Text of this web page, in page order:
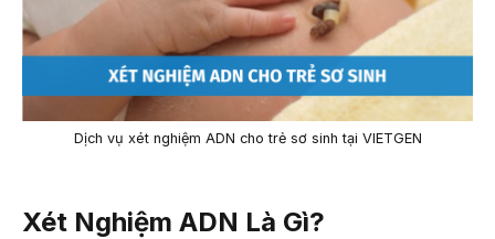
Dịch vụ xét nghiệm ADN cho trẻ sơ sinh tại VIETGEN
Xét Nghiệm ADN Là Gì?